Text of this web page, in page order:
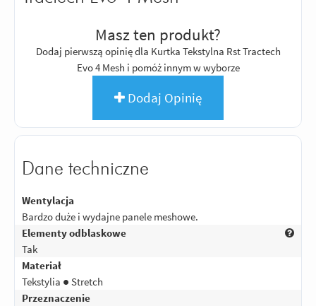
Masz ten produkt?
Dodaj pierwszą opinię dla Kurtka Tekstylna Rst Tractech
Evo 4 Mesh i pomóż innym w wyborze
Dodaj Opinię
Dane techniczne
Wentylacja
Bardzo duże i wydajne panele meshowe.
Elementy odblaskowe
Tak
Materiał
Tekstylia ● Stretch
Przeznaczenie